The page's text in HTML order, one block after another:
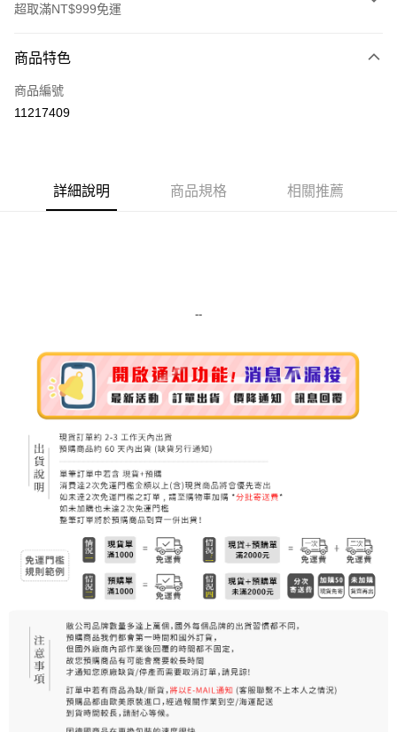
超取滿NT$999免運
信用卡一次付款
超商取貨付款
街口支付
全家取貨付款
每筆NT$80，滿NT$999(含以上)免運費
每筆NT$80，滿NT$999(含以上)免運費
7-11取貨付款
每筆NT$80，滿NT$999(含以上)免運費
7-11純取貨 (先付款
每筆NT$80，滿NT$999(含以上)免運費
每筆NT$100，滿NT$999(含以上)免運費
離島宅配（澎湖、金門、馬祖、小琉球）
每筆NT$250，滿NT$3,000(含以上)免運費
商品特色
商品編號
11217409
詳細說明 商品規格 相關推薦
--